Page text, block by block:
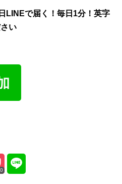
LINEで届く！毎日1分！英字
い
0